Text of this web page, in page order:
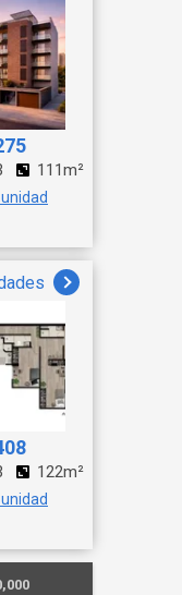
111m²
122m²